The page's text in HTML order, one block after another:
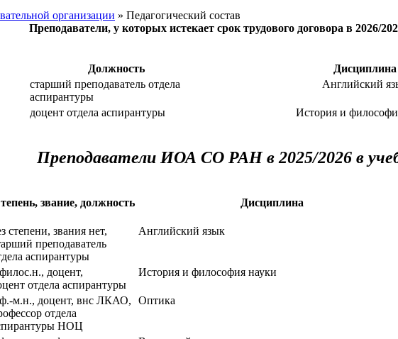
организации » Педагогический состав
Преподаватели, у которых истекает срок трудового договора в 2026/
Должность Дисциплина
старший преподаватель отдела
аспирантуры
Английский
доцент отдела аспирантуры История и
Преподаватели ИОА СО РАН в 2025/2026 в
звание, должность Дисциплина
степени, звания нет,
преподаватель
аспирантуры
Английский язык
доцент,
отдела аспирантуры
История и философия науки
м.н., доцент, внс ЛКАО,
отдела
НОЦ
Оптика